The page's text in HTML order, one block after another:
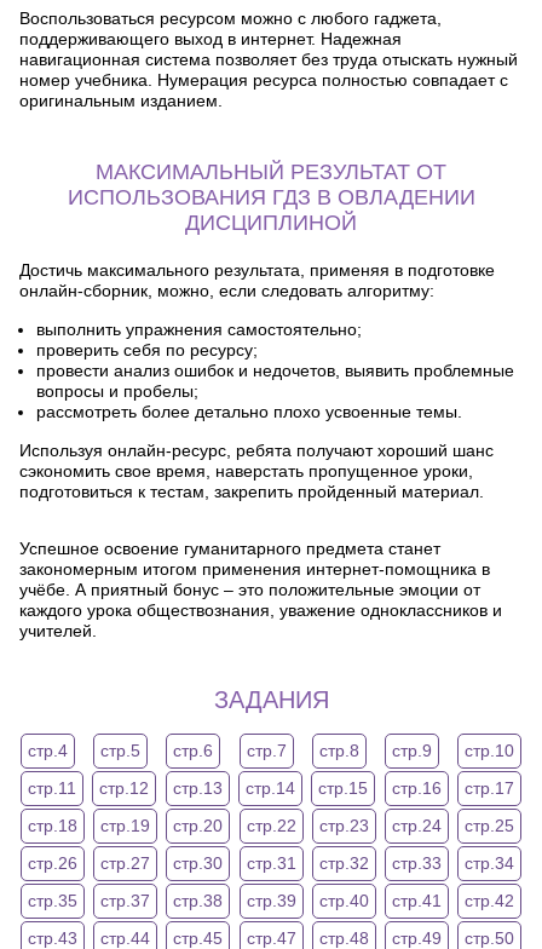
Воспользоваться ресурсом можно с любого гаджета,
поддерживающего выход в интернет. Надежная
навигационная система позволяет без труда отыскать нужный
номер учебника. Нумерация ресурса полностью совпадает с
оригинальным изданием.
МАКСИМАЛЬНЫЙ РЕЗУЛЬТАТ ОТ
ИСПОЛЬЗОВАНИЯ ГДЗ В ОВЛАДЕНИИ
ДИСЦИПЛИНОЙ
Достичь максимального результата, применяя в подготовке
онлайн-сборник, можно, если следовать алгоритму:
выполнить упражнения самостоятельно;
проверить себя по ресурсу;
провести анализ ошибок и недочетов, выявить проблемные
вопросы и пробелы;
рассмотреть более детально плохо усвоенные темы.
Используя онлайн-ресурс, ребята получают хороший шанс
сэкономить свое время, наверстать пропущенное уроки,
подготовиться к тестам, закрепить пройденный материал.
Успешное освоение гуманитарного предмета станет
закономерным итогом применения интернет-помощника в
учёбе. А приятный бонус – это положительные эмоции от
каждого урока обществознания, уважение одноклассников и
учителей.
ЗАДАНИЯ
стр.4 стр.5 стр.6 стр.7 стр.8 стр.9
стр.10
стр.11
стр.12 стр.13 стр.14 стр.15 стр.16
стр.17
стр.18
стр.19 стр.20 стр.22 стр.23 стр.24
стр.25
стр.26
стр.27 стр.30 стр.31 стр.32 стр.33
стр.34
стр.35
стр.37 стр.38 стр.39 стр.40 стр.41
стр.42
стр.43
стр.44 стр.45 стр.47 стр.48 стр.49
стр.50